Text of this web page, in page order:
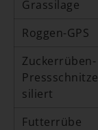
Grassilage
Roggen-GPS
Zuckerrüben-
siliert
Futterrübe